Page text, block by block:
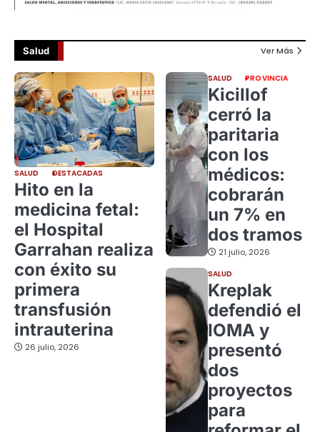
Salud Ver Más
SALUD DESTACADAS
Hito en la
medicina fetal:
el Hospital
Garrahan realiza
con éxito su
primera
transfusión
intrauterina
26 julio, 2026
SALUD PROVINCIA
Kicillof
cerró la
paritaria
con los
médicos:
cobrarán
un 7% en
dos tramos
21 julio, 2026
SALUD
Kreplak
defendió el
IOMA y
presentó
dos
proyectos
para